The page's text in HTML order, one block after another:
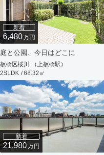
新着
6,480万円
庭と公園、今日はどこに
板橋区桜川 （上板橋駅）
2SLDK / 68.32㎡
新着
21,980万円